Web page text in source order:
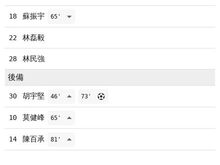
18 蘇振宇 65'
22 林磊毅
28 林民強
後備
30 胡宇堅 46' 73'
10 莫健峰 65'
14 陳百承 81'